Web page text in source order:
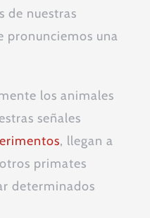
de nuestras
pronunciemos una
los animales
señales
, llegan a
primates
determinados